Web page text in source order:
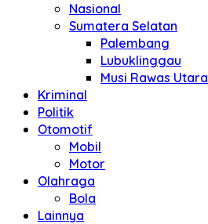
Nasional
Sumatera Selatan
Palembang
Lubuklinggau
Musi Rawas Utara
Kriminal
Politik
Otomotif
Mobil
Motor
Olahraga
Bola
Lainnya